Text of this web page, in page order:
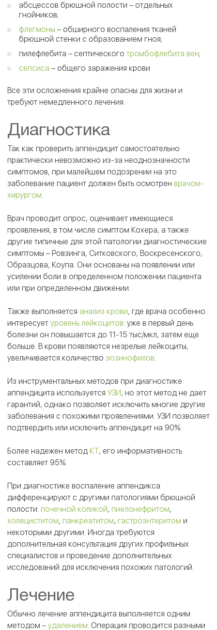
абсцессов брюшной полости – отдельных
гнойников;
флегмоны – обширного воспаления тканей
брюшной стенки с образованием гноя;
пилефлебита – септического тромбофлебита вен;
сепсиса – общего заражения крови.
Все эти осложнения крайне опасны для жизни и
требуют немедленного лечения.
Диагностика
Так как проверить аппендицит самостоятельно
практически невозможно из-за неоднозначности
симптомов, при малейшем подозрении на это
заболевание пациент должен быть осмотрен врачом-
хирургом.
Врач проводит опрос, оценивает имеющиеся
проявления, в том числе симптом Кохера, а также
другие типичные для этой патологии диагностические
симптомы – Ровзинга, Ситковского, Воскресенского,
Образцова, Коупа. Они основаны на появлении или
усилении боли в определенном положении пациента
или при определенном движении.
Также выполняется анализ крови, где врача особенно
интересует уровень лейкоцитов: уже в первый день
болезни он повышается до 11-15 тыс/мкл, затем еще
больше. В крови появляются незрелые лейкоциты,
увеличивается количество эозинофилов.
Из инструментальных методов при диагностике
аппендицита используется УЗИ, но этот метод не дает
гарантий, однако позволяет исключить многие другие
заболевания с похожими проявлениями. УЗИ позволяет
подтвердить или исключить аппендицит на 90%.
Более надежен метод КТ, его информативность
составляет 95%.
При диагностике воспаление аппендикса
дифференцируют с другими патологиями брюшной
полости: почечной коликой, пиелонефритом,
холециститом, панкреатитом, гастроэнтеритом и
некоторыми другими. Иногда требуются
дополнительная консультация других профильных
специалистов и проведение дополнительных
исследований для исключения похожих патологий.
Лечение
Обычно лечение аппендицита выполняется одним
методом – удалением. Операция проводится разными